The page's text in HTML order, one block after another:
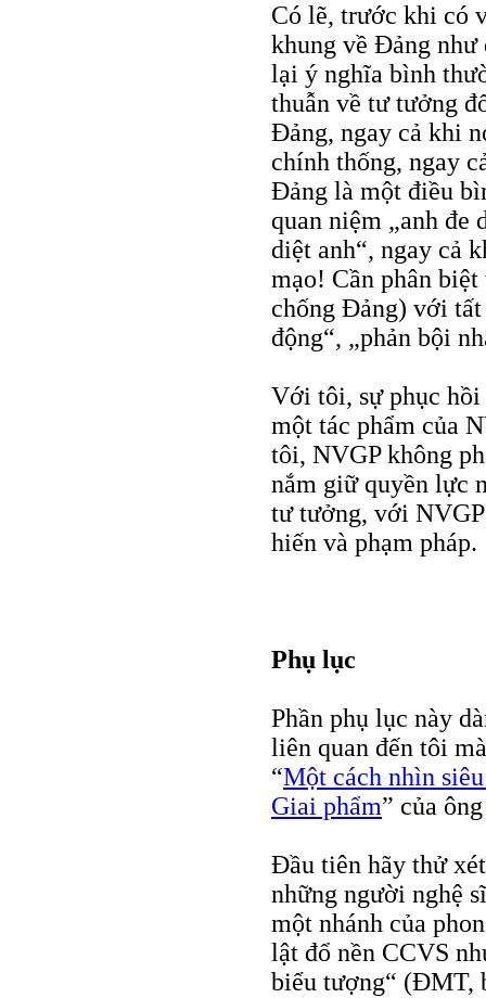
Có lẽ, trước khi có
khung về Đảng như
lại ý nghĩa bình
thuẫn về tư tưởng
Đảng, ngay cả khi
chính thống, ngay
Đảng là một điều
quan niệm „anh đe
diệt anh“, ngay cả
mạo! Cần phân
chống Đảng) với tất
động“, „phản bội
Với tôi, sự phục hồi
một tác phẩm của
tôi, NVGP không
nắm giữ quyền lực
tư tưởng, với
hiến và phạm pháp.
Phụ lục
Phần phụ lục này
liên quan đến tôi
“Một cách nhìn
Giai phẩm” của
Đầu tiên hãy thử
những người nghệ
một nhánh của
lật đổ nền CCVS
biểu tượng“ (ĐMT,